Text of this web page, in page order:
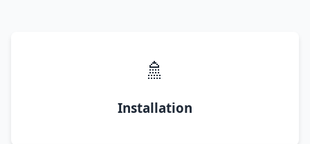
🚿
Installation